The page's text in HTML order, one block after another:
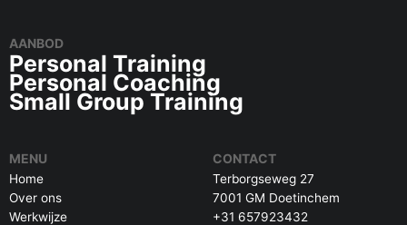
AANBOD
Personal Training
Personal Coaching
Small Group Training
MENU
Home
Over ons
Werkwijze
CONTACT
Terborgseweg 27
7001 GM Doetinchem
+31 657923432